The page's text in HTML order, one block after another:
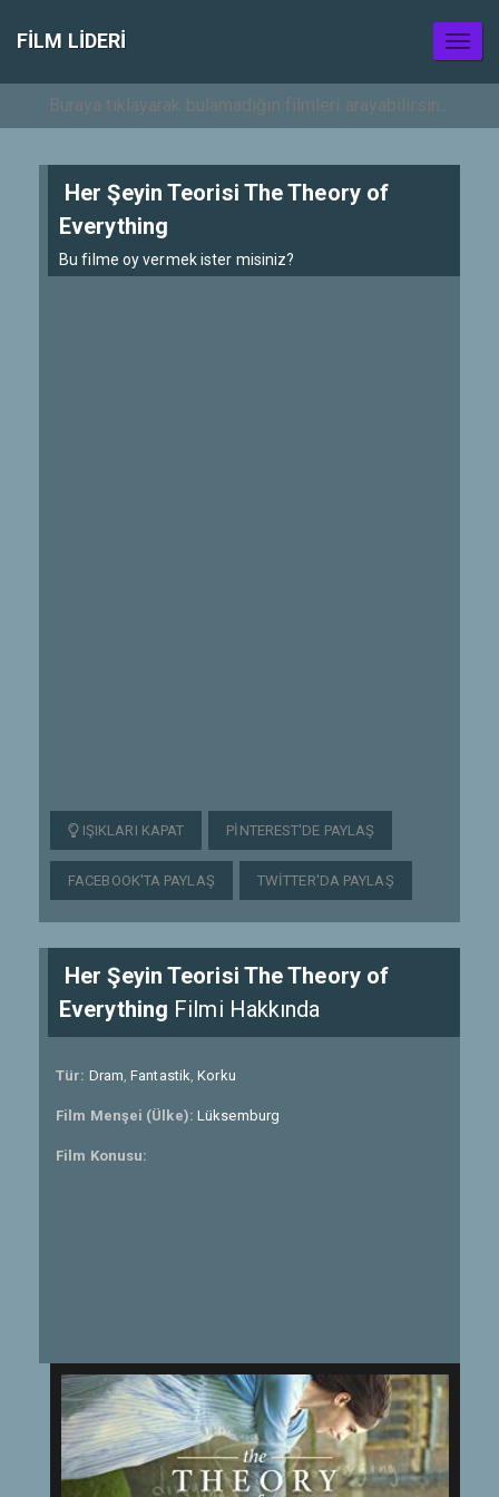
FILM LIDERI
Her Şeyin Teorisi The Theory of
Everything
Bu filme oy vermek ister misiniz?
IŞIKLARI KAPAT PINTEREST'DE PAYLAŞ
FACEBOOK'TA PAYLAŞ TWITTER'DA PAYLAŞ
Her Şeyin Teorisi The Theory of
Everything Filmi Hakkında
Tür: Dram,Fantastik,Korku
Film Menşei (Ülke): Lüksemburg
Film Konusu: